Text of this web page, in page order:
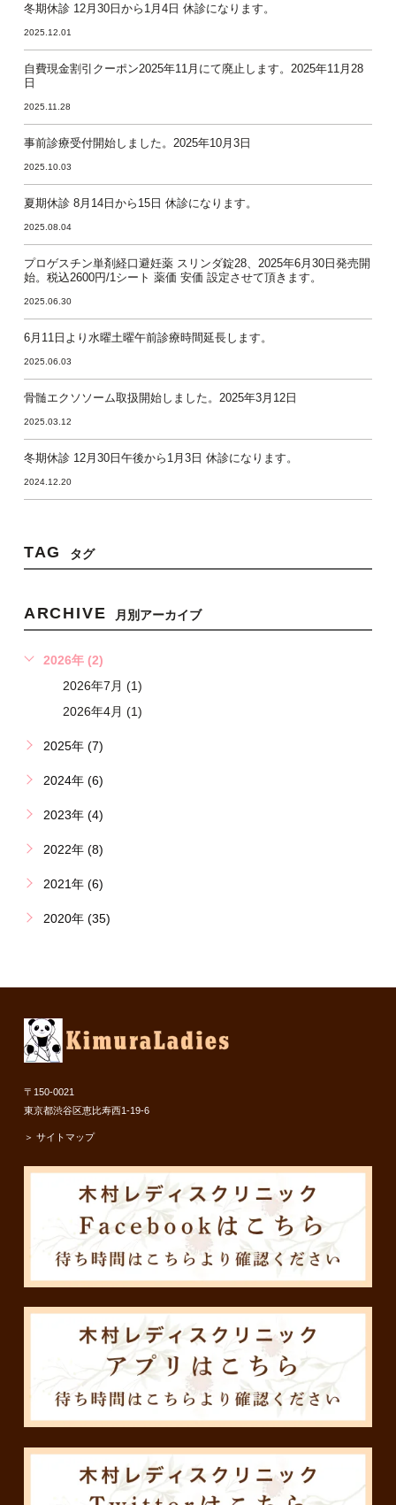
冬期休診 12月30日から1月4日 休診になります。
2025.12.01
自費現金割引クーポン2025年11月にて廃止します。2025年11月28
日
2025.11.28
事前診療受付開始しました。2025年10月3日
2025.10.03
夏期休診 8月14日から15日 休診になります。
2025.08.04
プロゲスチン単剤経口避妊薬 スリンダ錠28、2025年6月30日発売開
始。税込2600円/1シート 薬価 安価 設定させて頂きます。
2025.06.30
6月11日より水曜土曜午前診療時間延長します。
2025.06.03
骨髄エクソソーム取扱開始しました。2025年3月12日
2025.03.12
冬期休診 12月30日午後から1月3日 休診になります。
2024.12.20
TAG タグ
ARCHIVE 月別アーカイブ
2026年 (2)
2026年7月 (1)
2026年4月 (1)
2025年 (7)
2024年 (6)
2023年 (4)
2022年 (8)
2021年 (6)
2020年 (35)
〒150-0021
東京都渋谷区恵比寿西1-19-6
＞ サイトマップ